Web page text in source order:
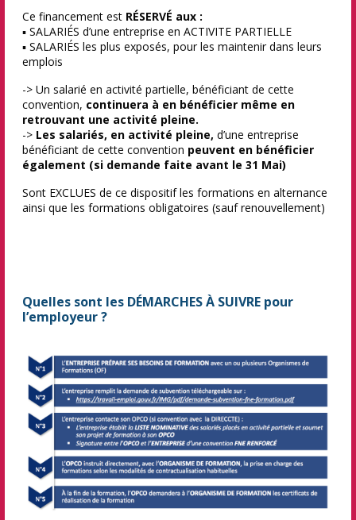
Ce financement est RÉSERVÉ aux :
▪ SALARIÉS d’une entreprise en ACTIVITE PARTIELLE
▪ SALARIÉS les plus exposés, pour les maintenir dans leurs
emplois
-> Un salarié en activité partielle, bénéficiant de cette
convention, continuera à en bénéficier même en
retrouvant une activité pleine.
-> Les salariés, en activité pleine, d’une entreprise
bénéficiant de cette convention peuvent en bénéficier
également (si demande faite avant le 31 Mai)
Sont EXCLUES de ce dispositif les formations en alternance
ainsi que les formations obligatoires (sauf renouvellement)
Quelles sont les DÉMARCHES À SUIVRE pour
l’employeur ?